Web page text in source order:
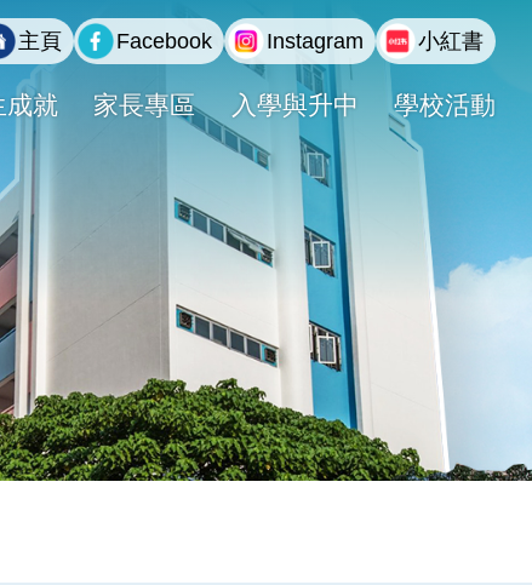
主頁
Facebook Instagram 小紅書
成就 家長專區 入學與升中 學校活動